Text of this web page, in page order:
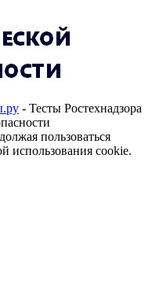
- Тесты Ростехнадзора
пользоваться
использования cookie.